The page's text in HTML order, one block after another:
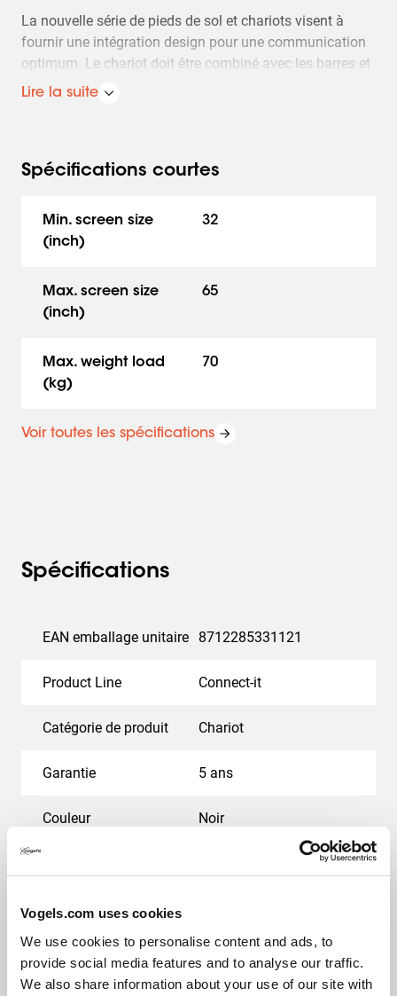
Vogels.com uses cookies
We use cookies to personalise content and ads, to
provide social media features and to analyse our traffic.
We also share information about your use of our site with
La nouvelle série de pieds de sol et chariots visent à
fournir une intégration design pour une communication
optimum. Le chariot doit être combiné avec les barres et
les languettes d'interface Connect-it.
Lire la suite
Spécifications courtes
Min. screen size
(inch)
32
Max. screen size
(inch)
65
Max. weight load
(kg)
70
Voir toutes les spécifications
Spécifications
EAN emballage unitaire 8712285331121
Product Line Connect-it
Catégorie de produit Chariot
Garantie 5 ans
Couleur Noir